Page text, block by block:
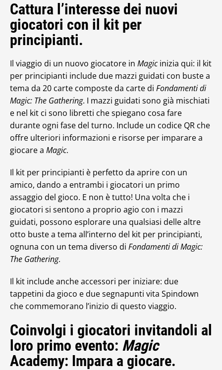
Cattura l’interesse dei nuovi
giocatori con il kit per
principianti.
Il viaggio di un nuovo giocatore in Magicinizia qui: il kit
per principianti include due mazzi guidati con buste a
tema da 20 carte composte da carte di Fondamenti di
Magic: The Gathering. I mazzi guidati sono già mischiati
e nel kit ci sono libretti che spiegano cosa fare
durante ogni fase del turno. Include un codice QR che
offre ulteriori informazioni e risorse per imparare a
giocare a Magic.
Il kit per principianti è perfetto da aprire con un
amico, dando a entrambi i giocatori un primo
assaggio del gioco. E non è tutto! Una volta che i
giocatori si sentono a proprio agio con i mazzi
guidati, possono esplorare una qualsiasi delle altre
otto buste a tema all’interno del kit per principianti,
ognuna con un tema diverso di Fondamenti di Magic:
The Gathering.
Il kit include anche accessori per iniziare: due
tappetini da gioco e due segnapunti vita Spindown
che commemorano l’inizio di questo viaggio.
Coinvolgi i giocatori invitandoli al
loro primo evento: Magic
Academy: Impara a giocare.